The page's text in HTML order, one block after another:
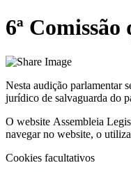
6ª
Nesta audição parlamentar
jurídico de salvaguarda do
O website Assembleia
navegar no website, o
Cookies facultativos